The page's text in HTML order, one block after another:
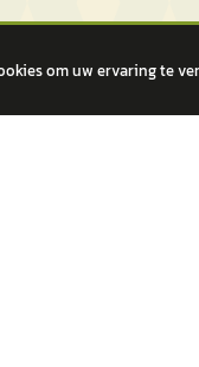
om uw ervaring te